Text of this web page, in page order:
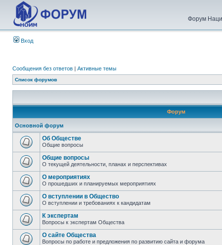
Форум
Вход
Сообщения без ответов | Активные темы
Список форумов
Форум
Основной форум
Об Обществе
Общие вопросы
Общие вопросы
О текущей деятельности, планах и перспективах
О мероприятиях
О прошедших и планируемых мероприятиях
О вступлении в Общество
О вступлении и требованиях к кандидатам
К экспертам
Вопросы к экспертам Общества
О сайте Общества
Вопросы по работе и предложения по развитию сайта и форума